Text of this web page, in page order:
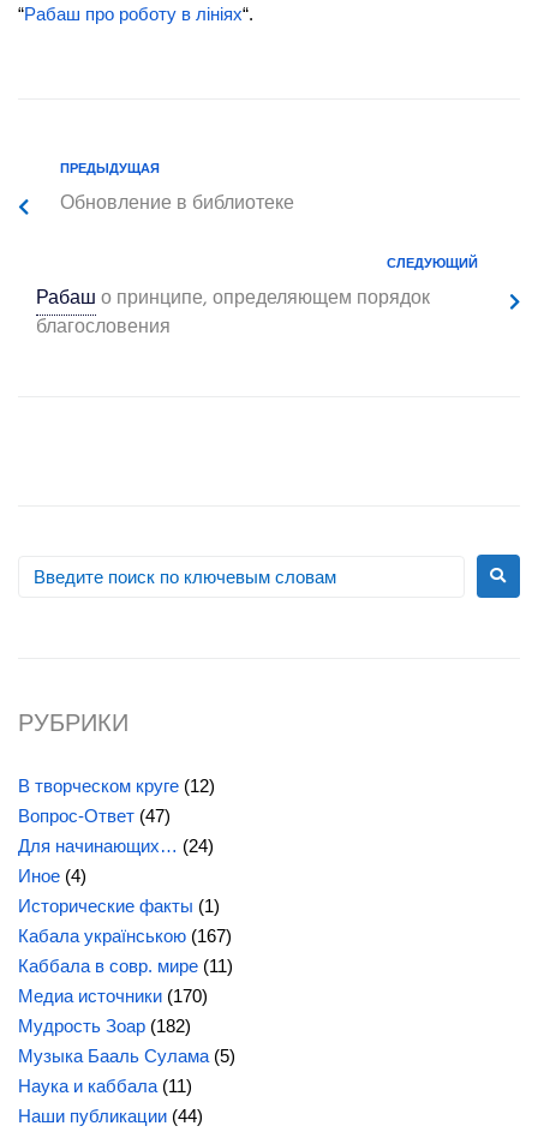
“Рабаш про роботу в лініях“.
ПРЕДЫДУЩАЯ
Обновление в библиотеке
СЛЕДУЮЩИЙ
Рабашо принципе, определяющем порядок
благословения
РУБРИКИ
В творческом круге (12)
Вопрос-Ответ (47)
Для начинающих… (24)
Иное (4)
Исторические факты (1)
Кабала українською (167)
Каббала в совр. мире (11)
Медиа источники (170)
Мудрость Зоар (182)
Музыка Бааль Сулама (5)
Наука и каббала (11)
Наши публикации (44)